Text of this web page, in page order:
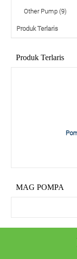
Other Pump (9)
Produk Terlaris
Produk Terlaris
Pompa
MAG POMPA